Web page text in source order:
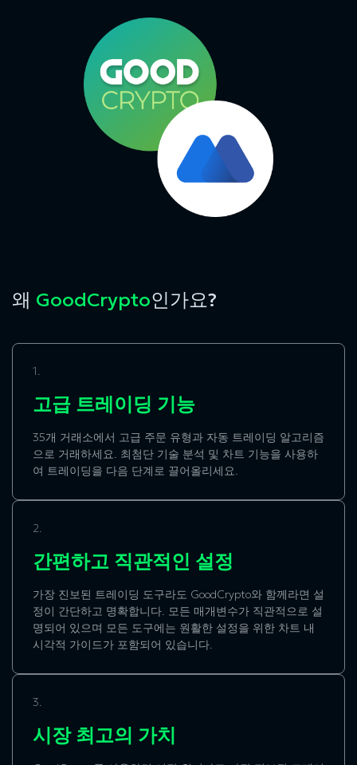
왜 GoodCrypto인가요?
1.
고급 트레이딩 기능
35개 거래소에서 고급 주문 유형과 자동 트레이딩 알고리즘
으로 거래하세요. 최첨단 기술 분석 및 차트 기능을 사용하
여 트레이딩을 다음 단계로 끌어올리세요.
2.
간편하고 직관적인 설정
가장 진보된 트레이딩 도구라도 GoodCrypto와 함께라면 설
정이 간단하고 명확합니다. 모든 매개변수가 직관적으로 설
명되어 있으며 모든 도구에는 원활한 설정을 위한 차트 내
시각적 가이드가 포함되어 있습니다.
3.
시장 최고의 가치